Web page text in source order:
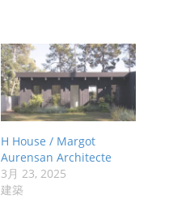
H House / Margot
Aurensan Architecte
3月 23, 2025
建築